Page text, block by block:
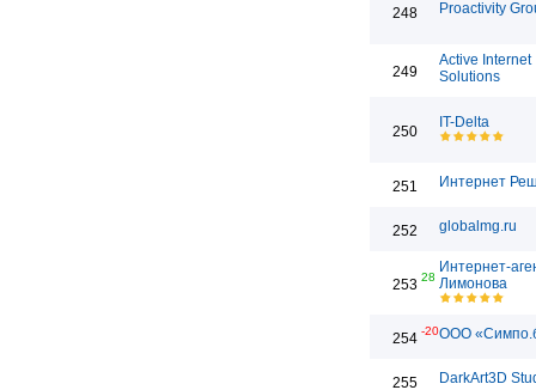
248 Proactivity
249
Active Internet
Solutions
250
IT-Delta
251 Интернет
252 globalmg.ru
253 28
Интернет-
Лимонова
254 -20ООО
255 DarkArt3D